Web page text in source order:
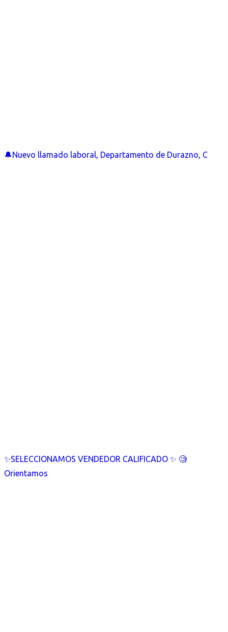
🔔Nuevo llamado laboral, Departamento de Durazno, C
✨SELECCIONAMOS VENDEDOR CALIFICADO ✨ 🧐
Orientamos